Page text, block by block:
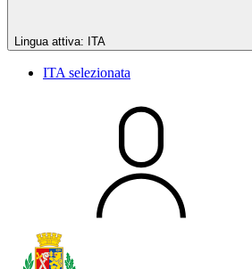
Lingua attiva: ITA
ITA selezionata